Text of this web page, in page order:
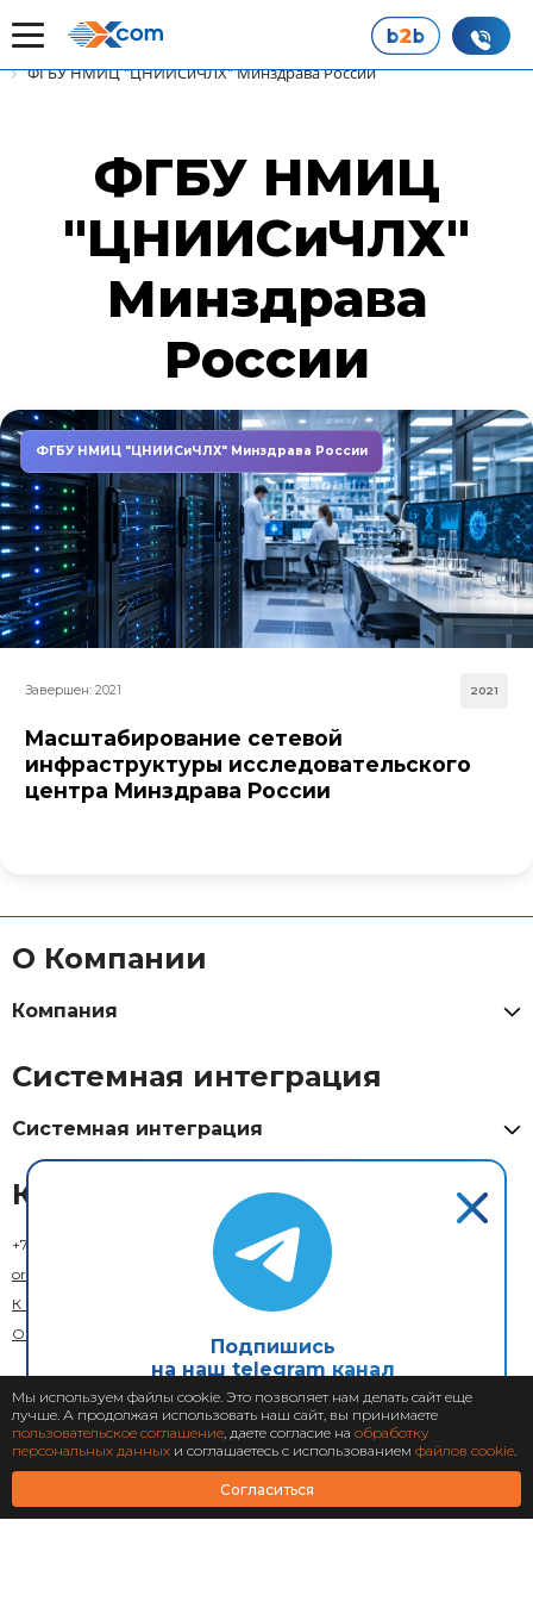
Главная Наши истории успеха
ФГБУ НМИЦ "ЦНИИСиЧЛХ" Минздрава России
ФГБУ НМИЦ
"ЦНИИСиЧЛХ"
Минздрава
России
ФГБУ НМИЦ "ЦНИИСиЧЛХ" Минздрава России
Завершен: 2021 2021
Масштабирование сетевой
инфраструктуры исследовательского
центра Минздрава России
О Компании
Компания
Системная интеграция
Системная интеграция
Контакты
+7 (800) 333-73-29
(Москва)
order@xcom.ru
К кому обратиться
Обратная связь
© 2018–2026 X-Com. Все права защищены.
ООО "М-инвест"
Подпишись
на наш telegram канал
Подписаться
Мы используем файлы cookie. Это позволяет нам делать сайт еще
лучше. А продолжая использовать наш сайт, вы принимаете
пользовательское соглашение, даете согласие на обработку
персональных данных и соглашаетесь с использованием файлов cookie.
Согласиться